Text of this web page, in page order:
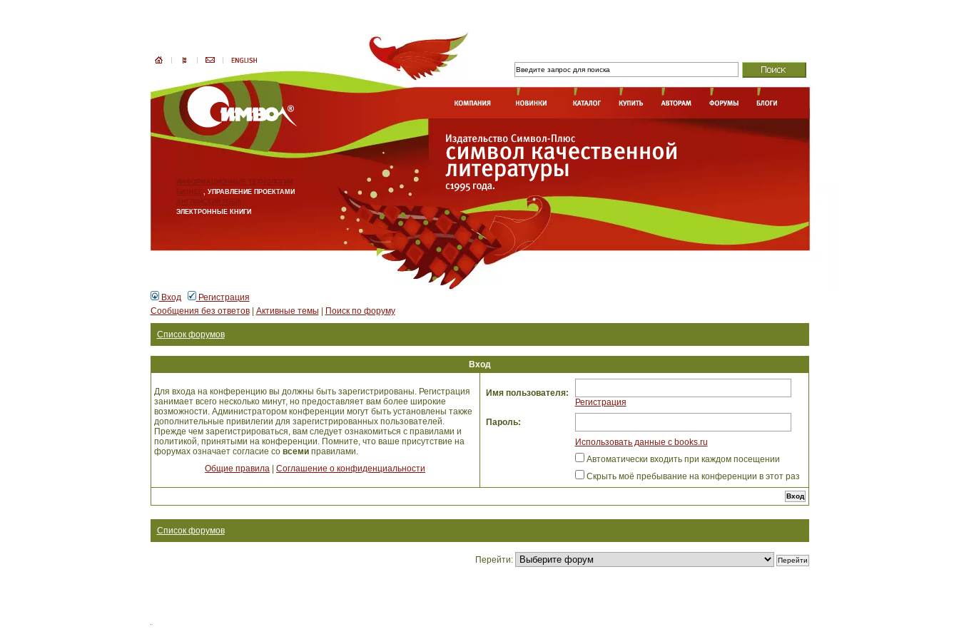
ИНФОРМАЦИОННЫЕ ТЕХНОЛОГИИ
БИЗНЕС, УПРАВЛЕНИЕ ПРОЕКТАМИ
АНГЛИЙСКИЙ ЯЗЫК
ЭЛЕКТРОННЫЕ КНИГИ
Вход
Регистрация
Сообщения без ответов| Активные темы Поиск по форуму
Список форумов
Вход
Для входа на конференцию вы должны быть зарегистрированы. Регистрация
занимает всего несколько минут, но предоставляет вам более широкие
возможности. Администратором конференции могут быть установлены также
дополнительные привилегии для зарегистрированных пользователей.
Прежде чем зарегистрироваться, вам следует ознакомиться с правилами и
политикой, принятыми на конференции. Помните, что ваше присутствие на
форумах означает согласие со всемиправилами.
Общие правила
Соглашение о конфиденциальности
Имя пользователя:
Регистрация
Пароль:
Использовать данные с books.ru
Автоматически входить при каждом посещении
Скрыть моё пребывание на конференции в этот раз
Список форумов
Перейти: